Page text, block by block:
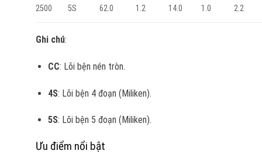
2500 5S 62.0 1.2 14.0 1.0 2.2
Ghi chú:
CC: Lõi bện nén tròn.
4S: Lõi bện 4 đoạn (Miliken).
5S: Lõi bện 5 đoạn (Miliken).
Ưu điểm nổi bật